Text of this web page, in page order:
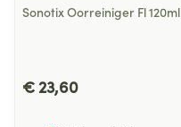
Sonotix Oorreiniger Fl 120ml
€ 23,60